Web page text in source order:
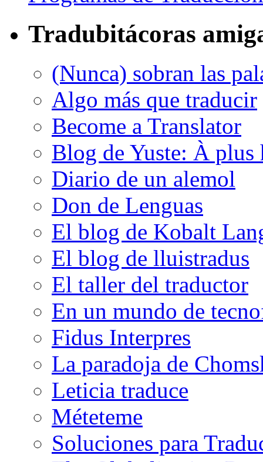
Tradubitácoras
(Nunca) sobran las
Algo más que traducir
Become a Translator
Blog de Yuste: À plus
Diario de un alemol
Don de Lenguas
El blog de Kobalt
El blog de lluistradus
El taller del traductor
En un mundo de
Fidus Interpres
La paradoja de
Leticia traduce
Méteteme
Soluciones para